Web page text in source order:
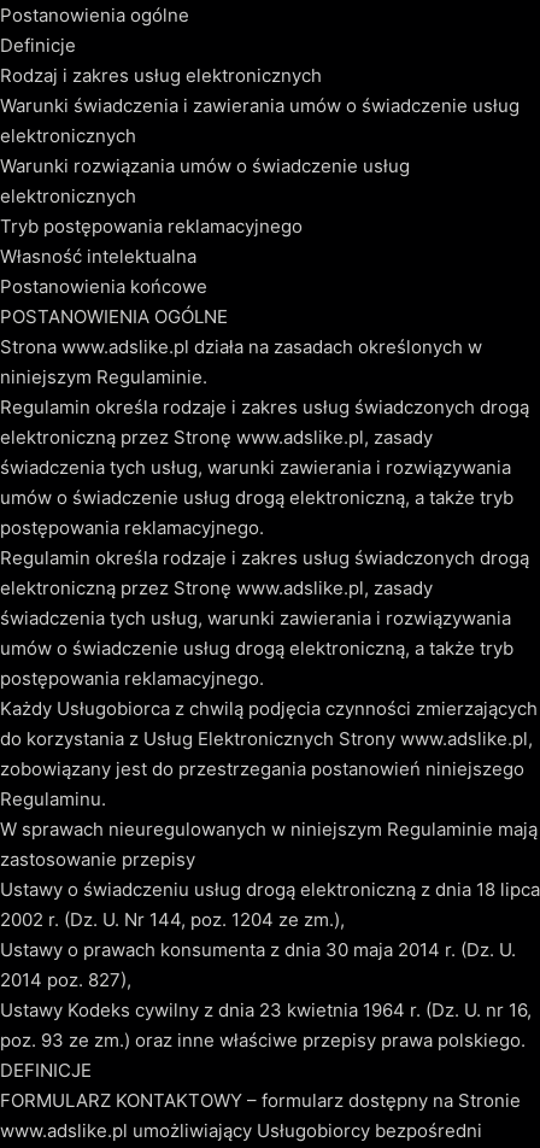
Postanowienia ogólne
Definicje
Rodzaj i zakres usług elektronicznych
Warunki świadczenia i zawierania umów o świadczenie usług
elektronicznych
Warunki rozwiązania umów o świadczenie usług
elektronicznych
Tryb postępowania reklamacyjnego
Własność intelektualna
Postanowienia końcowe
POSTANOWIENIA OGÓLNE
Strona www.adslike.pl działa na zasadach określonych w
niniejszym Regulaminie.
Regulamin określa rodzaje i zakres usług świadczonych drogą
elektroniczną przez Stronę www.adslike.pl, zasady
świadczenia tych usług, warunki zawierania i rozwiązywania
umów o świadczenie usług drogą elektroniczną, a także tryb
postępowania reklamacyjnego.
Regulamin określa rodzaje i zakres usług świadczonych drogą
elektroniczną przez Stronę www.adslike.pl, zasady
świadczenia tych usług, warunki zawierania i rozwiązywania
umów o świadczenie usług drogą elektroniczną, a także tryb
postępowania reklamacyjnego.
Każdy Usługobiorca z chwilą podjęcia czynności zmierzających
do korzystania z Usług Elektronicznych Strony www.adslike.pl,
zobowiązany jest do przestrzegania postanowień niniejszego
Regulaminu.
W sprawach nieuregulowanych w niniejszym Regulaminie mają
zastosowanie przepisy
Ustawy o świadczeniu usług drogą elektroniczną z dnia 18 lipca
2002 r. (Dz. U. Nr 144, poz. 1204 ze zm.),
Ustawy o prawach konsumenta z dnia 30 maja 2014 r. (Dz. U.
2014 poz. 827),
Ustawy Kodeks cywilny z dnia 23 kwietnia 1964 r. (Dz. U. nr 16,
poz. 93 ze zm.) oraz inne właściwe przepisy prawa polskiego.
DEFINICJE
FORMULARZ KONTAKTOWY – formularz dostępny na Stronie
www.adslike.pl umożliwiający Usługobiorcy bezpośredni